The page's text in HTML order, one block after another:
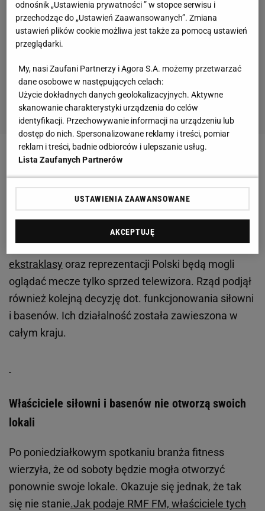
Zobacz wideoMarek Papszun tłumaczy tajemnice
sukcesu Rakowa. "Polska jest zacofana w szkoleniu"
[SEKCJA PIŁKARSKA #68]
Wszystkie imprezy związane ze sportem będą
organizowane przy pustych trybunach.Kibice
ekstraklasy oraz reprezentacji Polski będą mogli
oglądać mecze tylko sprzed telewizora. Rząd podjął
również kolejną decyzję dot. funkcjonowania siłowni
i basenów. Ich działalność została zawieszona w
całym kraju.
Właściciele siłowni i basenów nie otworzą swoich
lokali
Po poniedziałkowym spotkaniu branża fitness
wierzyła, że od soboty będzie mogła otworzyć
ponownie swoje lokale. Okazuje się jednak, że tak
się nie stanie.Jak podaje RMF FM, właściciele tych
odnośnik „Ustawienia prywatności ” w stopce serwisu i
przechodząc do „Ustawień Zaawansowanych”. Zmiana
ustawień plików cookie możliwa jest także za pomocą ustawień
przeglądarki.
My, nasi Zaufani Partnerzy i Agora S.A. możemy przetwarzać
dane osobowe w następujących celach:
Użycie dokładnych danych geolokalizacyjnych. Aktywne
skanowanie charakterystyki urządzenia do celów
identyfikacji. Przechowywanie informacji na urządzeniu lub
dostęp do nich. Spersonalizowane reklamy i treści, pomiar
reklam i treści, badnie odbiorców i ulepszanie usług.
Lista Zaufanych Partnerów
USTAWIENIA ZAAWANSOWANE
AKCEPTUJĘ